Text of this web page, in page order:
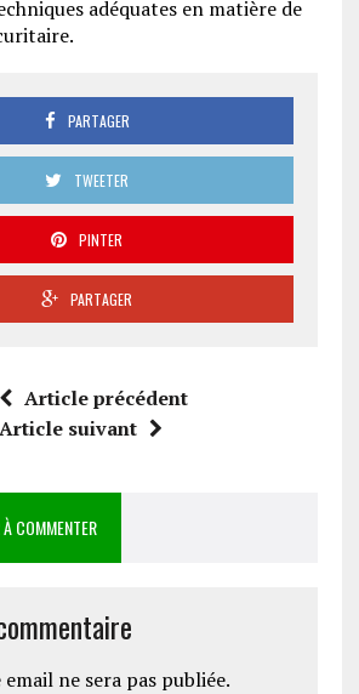
adéquates en matière de
PARTAGER
TWEETER
PINTER
PARTAGER
Article précédent
Article suivant
COMMENTER
ne sera pas publiée.